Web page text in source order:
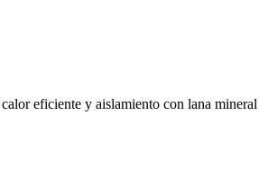
eficiente y aislamiento con lana